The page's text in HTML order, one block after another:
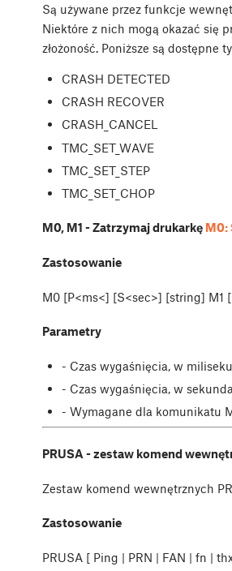
Są używane przez funkcje
Niektóre z nich mogą okazać się
złożoność. Poniższe są
CRASH DETECTED
CRASH RECOVER
CRASH_CANCEL
TMC_SET_WAVE
TMC_SET_STEP
TMC_SET_CHOP
M0, M1 - Zatrzymaj drukarkę M0:
Zastosowanie
M0 [P<ms<] [S<sec>] [string] M1
Parametry
- Czas wygaśnięcia, w
- Czas wygaśnięcia, w
- Wymagane dla komunikatu
PRUSA - zestaw komend
Zestaw komend wewnętrznych
Zastosowanie
PRUSA [ Ping | PRN | FAN | fn |